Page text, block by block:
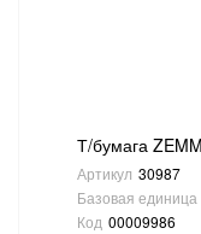
Т/бумага
Артикул 30987
Базовая единица
Код 00009986